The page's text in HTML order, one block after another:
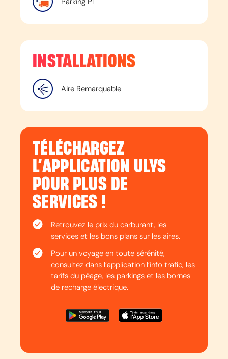
INSTALLATIONS
Aire Remarquable
TÉLÉCHARGEZ
L’APPLICATION ULYS
POUR PLUS DE
SERVICES !
Retrouvez le prix du carburant, les
services et les bons plans sur les aires.
Pour un voyage en toute sérénité,
consultez dans l’application l’info trafic, les
tarifs du péage, les parkings et les bornes
de recharge électrique.